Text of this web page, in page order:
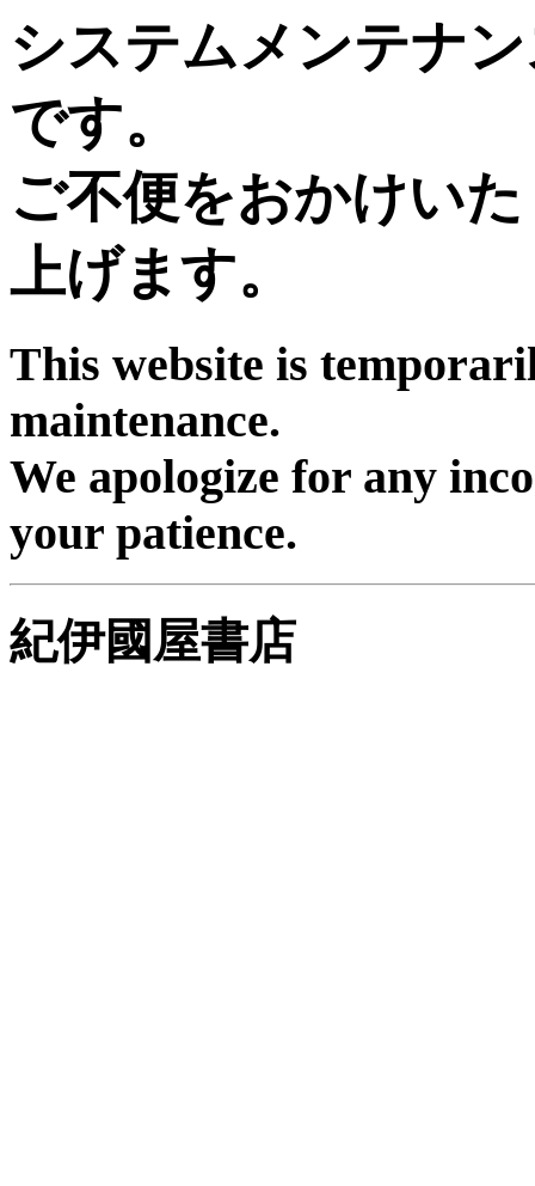
システムメンテナ
です。
ご不便をおかけい
上げます。
This website is
maintenance.
We apologize for any
your patience.
紀伊國屋書店